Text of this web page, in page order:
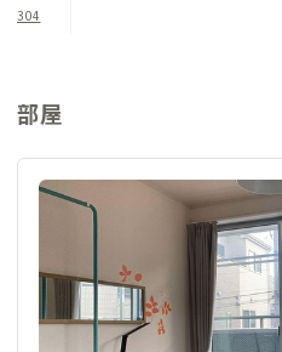
304
部屋